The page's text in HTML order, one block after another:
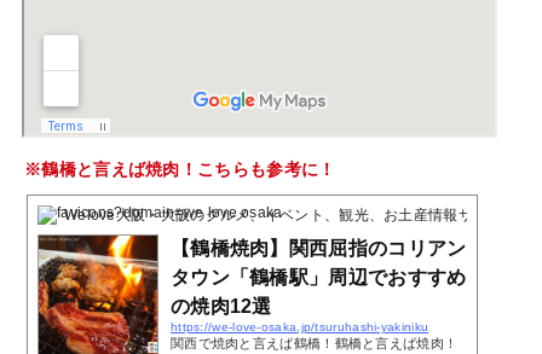
※鶴橋と言えば焼肉！こちらも参考に！
Welove大阪・大阪のグルメ、イベント、観光、お土産情報サイト
【鶴橋焼肉】関西屈指のコリアン
タウン「鶴橋駅」周辺でおすすめ
の焼肉12選
https://we-love-osaka.jp/tsuruhashi-yakiniku
関西で焼肉と言えば鶴橋！鶴橋と言えば焼肉！